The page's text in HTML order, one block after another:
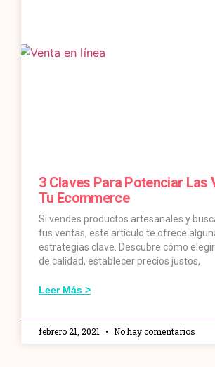
3 Claves Para Potenciar Las
Tu Ecommerce
Si vendes productos artesanales y
tus ventas, este artículo te ofrece
estrategias clave. Descubre cómo
de calidad, establecer precios justos,
Leer Más >
febrero 21, 2021 No hay comentarios